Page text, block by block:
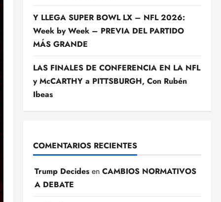
Y LLEGA SUPER BOWL LX – NFL 2026:
Week by Week – PREVIA DEL PARTIDO
MÁS GRANDE
LAS FINALES DE CONFERENCIA EN LA NFL
y McCARTHY a PITTSBURGH, Con Rubén
Ibeas
COMENTARIOS RECIENTES
Trump Decidesen CAMBIOS NORMATIVOS
A DEBATE